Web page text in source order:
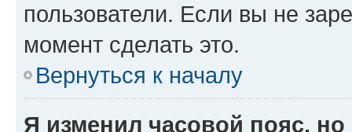
пользователи. Если вы не
момент сделать это.
Вернуться к началу
Я изменил часовой пояс,